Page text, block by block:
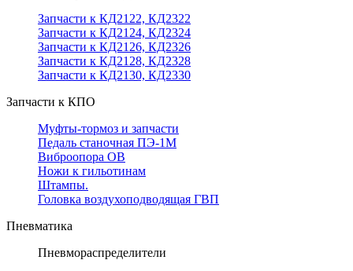
Запчасти к КД2122, КД2322
Запчасти к КД2124, КД2324
Запчасти к КД2126, КД2326
Запчасти к КД2128, КД2328
Запчасти к КД2130, КД2330
Запчасти к КПО
Муфты-тормоз и запчасти
Педаль станочная ПЭ-1М
Виброопора ОВ
Ножи к гильотинам
Штампы.
Головка воздухоподводящая ГВП
Пневматика
Пневмораспределители